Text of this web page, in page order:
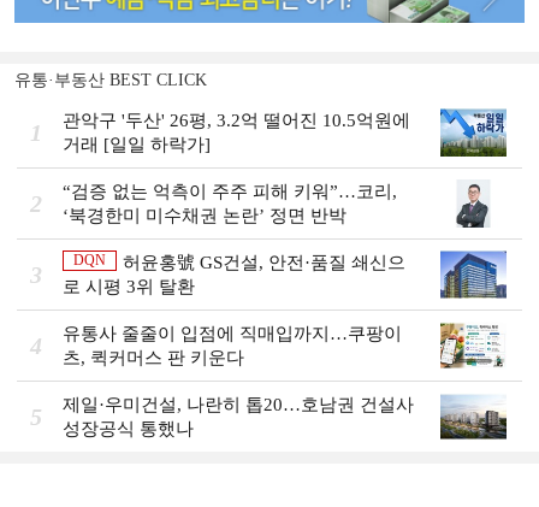
유통·부동산 BEST CLICK
1
관악구 '두산' 26평, 3.2억 떨어진 10.5억원에
거래 [일일 하락가]
2
“검증 없는 억측이 주주 피해 키워”…코리,
‘북경한미 미수채권 논란’ 정면 반박
3
DQN
허윤홍號 GS건설, 안전·품질 쇄신으
로 시평 3위 탈환
4
유통사 줄줄이 입점에 직매입까지…쿠팡이
츠, 퀵커머스 판 키운다
5
제일·우미건설, 나란히 톱20…호남권 건설사
성장공식 통했나